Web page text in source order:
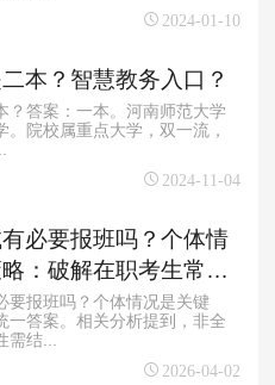
2024-01-10
本？智慧教务入口？
？答案：一本。‌‌河南师范大学
院校属重点大学，双一流，
2024-11-04
必要报班吗？个体情
：破解在职考生常见
要报班吗？个体情况是关键
答案。相关分析提到，非全
结...
2026-04-02